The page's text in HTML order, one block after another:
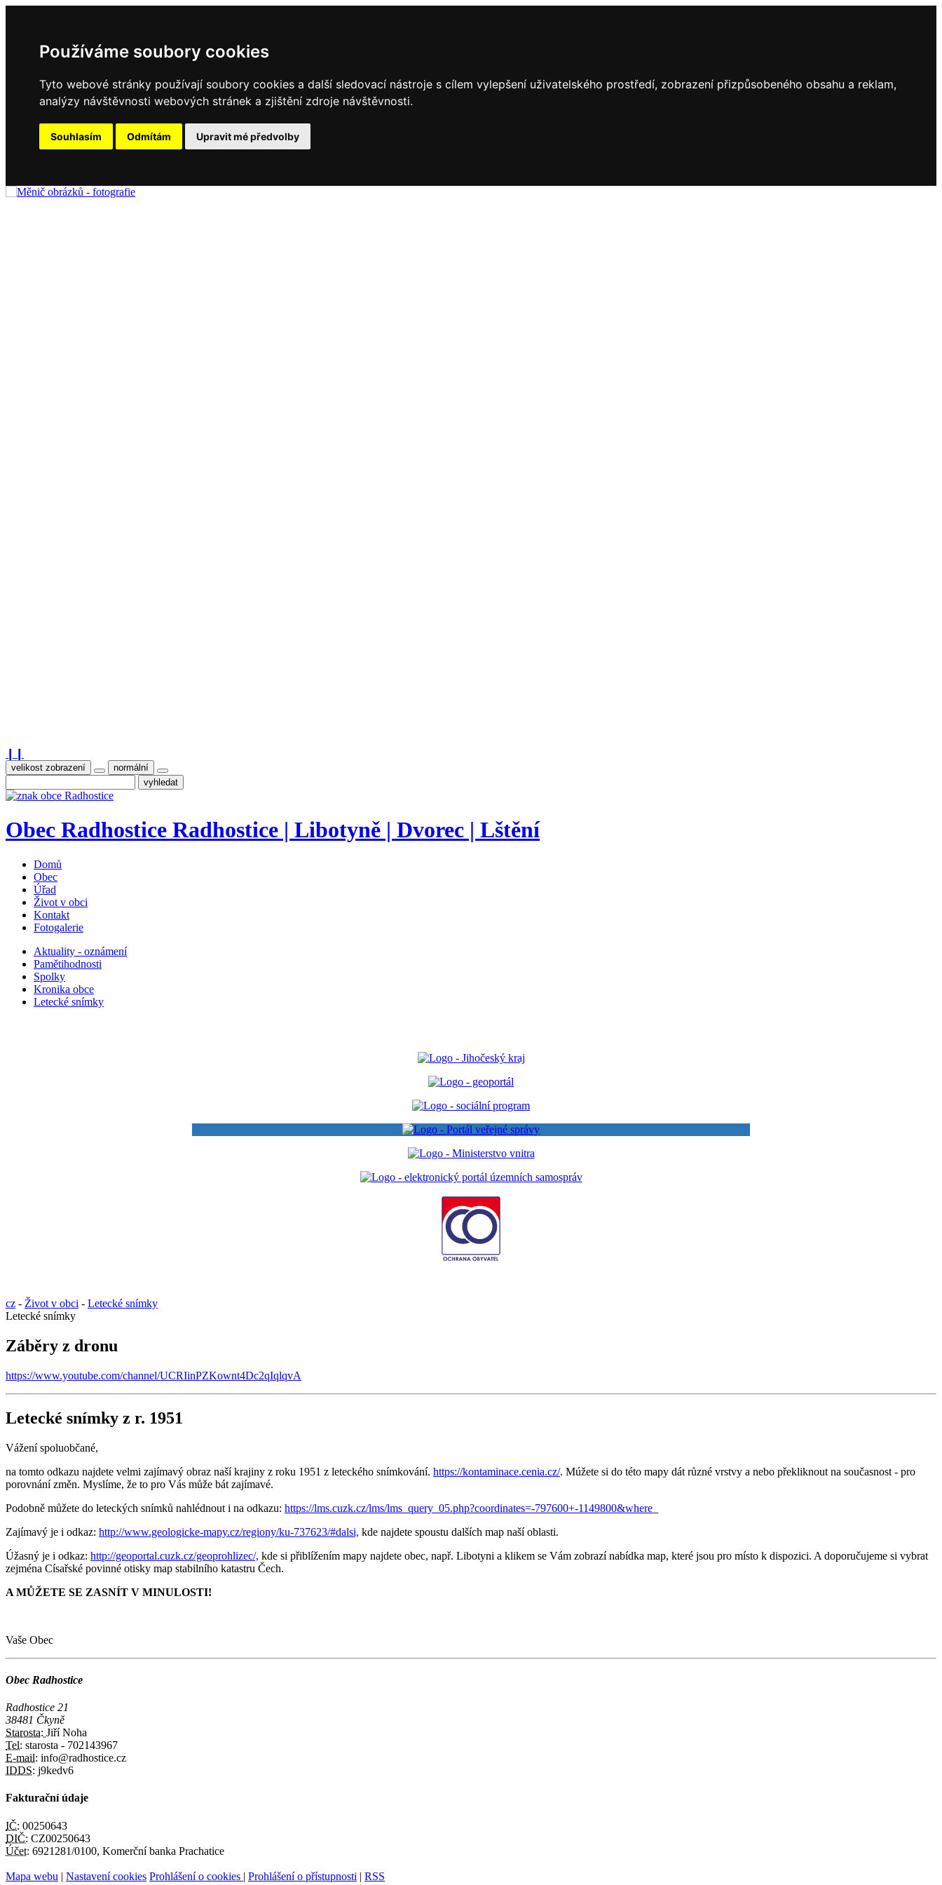
Používáme soubory cookies
Tyto webové stránky používají soubory cookies a další sledovací nástroje s cílem vylepšení uživatelského prostředí, zobrazení přizpůsobeného obsahu a reklam,
analýzy návštěvnosti webových stránek a zjištění zdroje návštěvnosti.
Souhlasím Odmítám Upravit mé předvolby
velikost zobrazení normální
Obec Radhostice Radhostice | Libotyně | Dvorec | Lštění
Domů
Obec
Úřad
Život v obci
Kontakt
Fotogalerie
Aktuality - oznámení
Pamětihodnosti
Spolky
Kronika obce
Letecké snímky
cz - Život v obci - Letecké snímky
Letecké snímky
Záběry z dronu
https://www.youtube.com/channel/UCRIinPZKownt4Dc2qIqlqvA
Letecké snímky z r. 1951
Vážení spoluobčané,
na tomto odkazu najdete velmi zajímavý obraz naší krajiny z roku 1951 z leteckého snímkování. https://kontaminace.cenia.cz/. Múžete si do této mapy dát různé vrstvy a nebo překliknout na současnost - pro
porovnání změn. Myslíme, že to pro Vás může bát zajímavé.
Podobně můžete do leteckých snímků nahlédnout i na odkazu: https://lms.cuzk.cz/lms/lms_query_05.php?coordinates=-797600+-1149800&where
Zajímavý je i odkaz: http://www.geologicke-mapy.cz/regiony/ku-737623/#dalsi, kde najdete spoustu dalších map naší oblasti.
Úžasný je i odkaz: http://geoportal.cuzk.cz/geoprohlizec/, kde si přiblížením mapy najdete obec, např. Libotyni a klikem se Vám zobrazí nabídka map, které jsou pro místo k dispozici. A doporučujeme si vybrat
zejména Císařské povinné otisky map stabilního katastru Čech.
A MŮŽETE SE ZASNÍT V MINULOSTI!
Vaše Obec
Obec Radhostice
Radhostice 21
38481 Čkyně
Starosta: Jiří Noha
Tel: starosta - 702143967
E-mail: info@radhostice.cz
IDDS: j9kedv6
Fakturační údaje
IČ: 00250643
DIČ: CZ00250643
Účet: 6921281/0100, Komerční banka Prachatice
Mapa webu | Nastavení cookies Prohlášení o cookies | Prohlášení o přístupnosti | RSS